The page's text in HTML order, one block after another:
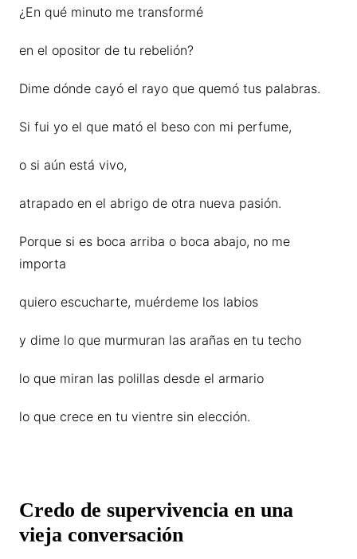
¿En qué minuto me transformé
en el opositor de tu rebelión?
Dime dónde cayó el rayo que quemó tus palabras.
Si fui yo el que mató el beso con mi perfume,
o si aún está vivo,
atrapado en el abrigo de otra nueva pasión.
Porque si es boca arriba o boca abajo, no me
importa
quiero escucharte, muérdeme los labios
y dime lo que murmuran las arañas en tu techo
lo que miran las polillas desde el armario
lo que crece en tu vientre sin elección.
Credo de supervivencia en una
vieja conversación